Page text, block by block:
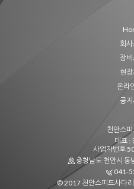
회
장비
현
온라
공
천안스
대표 :
사업자번호
충청남도 천안시 동
041-
© 2017 천안스피드사다리